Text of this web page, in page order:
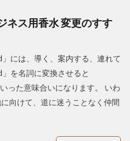
ネス用香水 変更のすす
には、導く、案内する、連れて
を名詞に変換させると
った意味合いになります。 いわ
向けて、道に迷うことなく仲間